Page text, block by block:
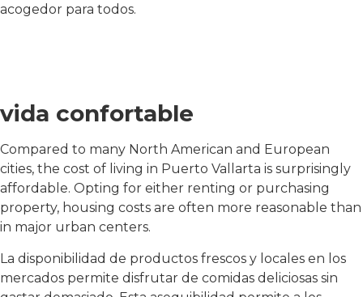
acogedor para todos.
vida confortable
Compared to many North American and European
cities, the cost of living in Puerto Vallarta is surprisingly
affordable. Opting for either renting or purchasing
property, housing costs are often more reasonable than
in major urban centers.
La disponibilidad de productos frescos y locales en los
mercados permite disfrutar de comidas deliciosas sin